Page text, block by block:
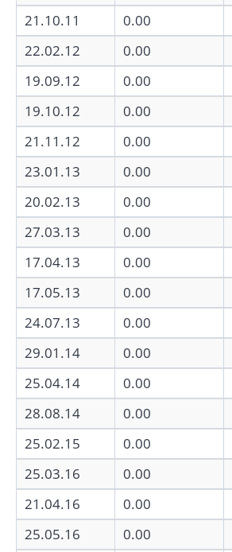
21.10.11 0.00
22.02.12
0.00
19.09.12
0.00
19.10.12
0.00
21.11.12
0.00
23.01.13
0.00
20.02.13
0.00
27.03.13
0.00
17.04.13
0.00
17.05.13
0.00
24.07.13
0.00
29.01.14
0.00
25.04.14
0.00
28.08.14
0.00
25.02.15
0.00
25.03.16
0.00
21.04.16
0.00
25.05.16
0.00